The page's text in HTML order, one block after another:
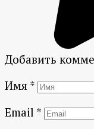
Добавить
Имя *
Email *